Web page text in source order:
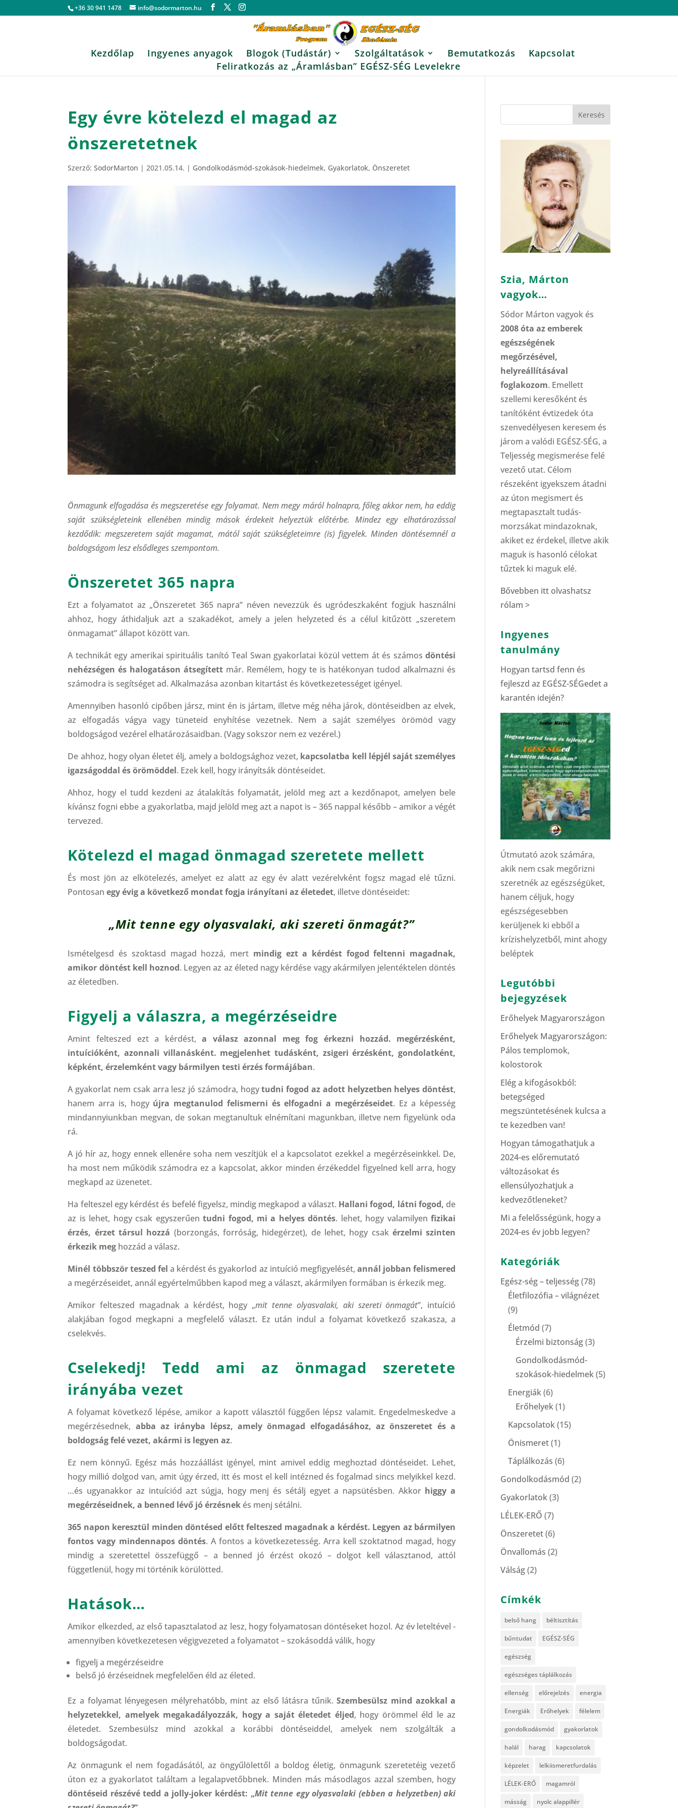
+36 30 941 1478 info@sodormarton.hu
Kezdőlap Ingyenes anyagok Blogok (Tudástár) Szolgáltatások Bemutatkozás
Kapcsolat
Feliratkozás az „Áramlásban” EGÉSZ-SÉG Levelekre
Egy évre kötelezd el magad az
önszeretetnek
Szerző:SodorMarton |2021.05.14. | Gondolkodásmód-szokások-hiedelmek, Gyakorlatok, Önszeretet
Önmagunk elfogadása és megszeretése egy folyamat. Nem megy máról holnapra, főleg akkor nem, ha eddig
saját szükségleteink ellenében mindig mások érdekeit helyeztük előtérbe. Mindez egy elhatározással
kezdődik: megszeretem saját magamat, mától saját szükségleteimre (is) figyelek. Minden döntésemnél a
boldogságom lesz elsődleges szempontom.
Önszeretet 365 napra
Ezt a folyamatot az „Önszeretet 365 napra” néven nevezzük és ugródeszkaként fogjuk használni
ahhoz, hogy áthidaljuk azt a szakadékot, amely a jelen helyzeted és a célul kitűzött „szeretem
önmagamat” állapot között van.
A technikát egy amerikai spirituális tanító Teal Swan gyakorlatai közül vettem át és számosdöntési
nehézségen és halogatáson átsegített már. Remélem, hogy te is hatékonyan tudod alkalmazni és
számodra is segítséget ad. Alkalmazása azonban kitartást és következetességet igényel.
Amennyiben hasonló cipőben jársz, mint én is jártam, illetve még néha járok, döntéseidben az elvek,
az elfogadás vágya vagy tüneteid enyhítése vezetnek. Nem a saját személyes örömöd vagy
boldogságod vezérel elhatározásaidban. (Vagy sokszor nem ez vezérel.)
De ahhoz, hogy olyan életet élj, amely a boldogsághoz vezet, kapcsolatba kell lépjél saját személyes
igazságoddal és örömöddel. Ezek kell, hogy irányítsák döntéseidet.
Ahhoz, hogy el tudd kezdeni az átalakítás folyamatát, jelöld meg azt a kezdőnapot, amelyen bele
kívánsz fogni ebbe a gyakorlatba, majd jelöld meg azt a napot is – 365 nappal később – amikor a végét
tervezed.
Kötelezd el magad önmagad szeretete mellett
És most jön az elkötelezés, amelyet ez alatt az egy év alatt vezérelvként fogsz magad elé tűzni.
Pontosanegy évig a következő mondat fogja irányítani az életedet, illetve döntéseidet:
„Mit tenne egy olyasvalaki, aki szereti önmagát?”
Ismételgesd és szoktasd magad hozzá, mert mindig ezt a kérdést fogod feltenni magadnak,
amikor döntést kell hoznod. Legyen az az életed nagy kérdése vagy akármilyen jelentéktelen döntés
az életedben.
Figyelj a válaszra, a megérzéseidre
Amint felteszed ezt a kérdést,a válasz azonnal meg fog érkezni hozzád. megérzésként,
intuícióként, azonnali villanásként. megjelenhet tudásként, zsigeri érzésként, gondolatként,
képként, érzelemként vagy bármilyen testi érzés formájában.
A gyakorlat nem csak arra lesz jó számodra, hogytudni fogod az adott helyzetben helyes döntést,
hanem arra is, hogy újra megtanulod felismerni és elfogadni a megérzéseidet. Ez a képesség
mindannyiunkban megvan, de sokan megtanultuk elnémítani magunkban, illetve nem figyelünk oda
rá.
A jó hír az, hogy ennek ellenére soha nem veszítjük el a kapcsolatot ezekkel a megérzéseinkkel. De,
ha most nem működik számodra ez a kapcsolat, akkor minden érzékeddel figyelned kell arra, hogy
megkapd az üzenetet.
Ha felteszel egy kérdést és befelé figyelsz, mindig megkapod a választ. Hallani fogod, látni fogod, de
az is lehet, hogy csak egyszerűentudni fogod, mi a helyes döntés. lehet, hogy valamilyenfizikai
érzés, érzet társul hozzá (borzongás, forróság, hidegérzet), de lehet, hogy csak érzelmi szinten
érkezik meg hozzád a válasz.
Minél többször teszed fel a kérdést és gyakorlod az intuíció megfigyelését, annál jobban felismered
a megérzéseidet, annál egyértelműbben kapod meg a választ, akármilyen formában is érkezik meg.
Amikor felteszed magadnak a kérdést, hogy „mit tenne olyasvalaki, aki szereti önmagát”, intuíció
alakjában fogod megkapni a megfelelő választ. Ez után indul a folyamat következő szakasza, a
cselekvés.
Cselekedj! Tedd ami az önmagad szeretete
irányába vezet
A folyamat következő lépése, amikor a kapott választól függően lépsz valamit. Engedelmeskedve a
megérzésednek, abba az irányba lépsz, amely önmagad elfogadásához, az önszeretet és a
boldogság felé vezet, akármi is legyen az.
Ez nem könnyű. Egész más hozzáállást igényel, mint amivel eddig meghoztad döntéseidet. Lehet,
hogy millió dolgod van, amit úgy érzed, itt és most el kell intézned és fogalmad sincs melyikkel kezd.
…és ugyanakkor az intuíciód azt súgja, hogy menj és sétálj egyet a napsütésben. Akkor higgy a
megérzéseidnek, a benned lévő jó érzésnek és menj sétálni.
365 napon keresztül minden döntésed előtt felteszed magadnak a kérdést. Legyen az bármilyen
fontos vagy mindennapos döntés. A fontos a következetesség. Arra kell szoktatnod magad, hogy
mindig a szeretettel összefüggő – a benned jó érzést okozó – dolgot kell választanod, attól
függetlenül, hogy mi történik körülötted.
Hatások…
Amikor elkezded, az első tapasztalatod az lesz, hogy folyamatosan döntéseket hozol. Az év leteltével -
amennyiben következetesen végigvezeted a folyamatot – szokásoddá válik, hogy
figyelj a megérzéseidre
belső jó érzéseidnek megfelelően éld az életed.
Ez a folyamat lényegesen mélyrehatóbb, mint az első látásra tűnik.Szembesülsz mind azokkal a
helyzetekkel, amelyek megakadályozzák, hogy a saját életedet éljed, hogy örömmel éld le az
életedet. Szembesülsz mind azokkal a korábbi döntéseiddel, amelyek nem szolgálták a
boldogságodat.
Az önmagunk el nem fogadásától, az öngyűlölettől a boldog életig, önmagunk szeretetéig vezető
úton ez a gyakorlatot találtam a legalapvetőbbnek. Minden más másodlagos azzal szemben, hogy
döntéseid részévé tedd a jolly-joker kérdést: „Mit tenne egy olyasvalaki (ebben a helyzetben) aki
Szia, Márton
vagyok…
Sódor Márton vagyok és
2008 óta az emberek
egészségének
megőrzésével,
helyreállításával
foglakozom. Emellett
szellemi keresőként és
tanítóként évtizedek óta
szenvedélyesen keresem és
járom a valódi EGÉSZ-SÉG, a
Teljesség megismerése felé
vezető utat. Célom
részeként igyekszem átadni
az úton megismert és
megtapasztalt tudás-
morzsákat mindazoknak,
akiket ez érdekel, illetve akik
maguk is hasonló célokat
tűztek ki maguk elé.
Bővebben itt olvashatsz
rólam >
Ingyenes
tanulmány
Hogyan tartsd fenn és
fejleszd az EGÉSZ-SÉGedet a
karantén idején?
Útmutató azok számára,
akik nem csak megőrizni
szeretnék az egészségüket,
hanem céljuk, hogy
egészségesebben
kerüljenek ki ebből a
krízishelyzetből, mint ahogy
beléptek
Legutóbbi
bejegyzések
Erőhelyek Magyarországon
Erőhelyek Magyarországon:
Pálos templomok,
kolostorok
Elég a kifogásokból:
betegséged
megszüntetésének kulcsa a
te kezedben van!
Hogyan támogathatjuk a
2024-es előremutató
változásokat és
ellensúlyozhatjuk a
kedvezőtleneket?
Mi a felelősségünk, hogy a
2024-es év jobb legyen?
Kategóriák
Egész-ség – teljesség(78)
Életfilozófia – világnézet
(9)
Életmód (7)
Érzelmi biztonság(3)
Gondolkodásmód-
szokások-hiedelmek(5)
Energiák(6)
Erőhelyek(1)
Kapcsolatok(15)
Önismeret(1)
Táplálkozás (6)
Gondolkodásmód (2)
Gyakorlatok(3)
LÉLEK-ERŐ (7)
Önszeretet(6)
Önvallomás (2)
Válság(2)
Címkék
belső hang béltisztítás
bűntudat EGÉSZ-SÉG
egészség
egészséges táplálkozás
ellenség előrejelzés energia
Energiák Erőhelyek félelem
gondolkodásmód gyakorlatok
halál harag kapcsolatok
képzelet lelkiismeretfurdalás
LÉLEK-ERŐ magamról
másság nyolc alappillér